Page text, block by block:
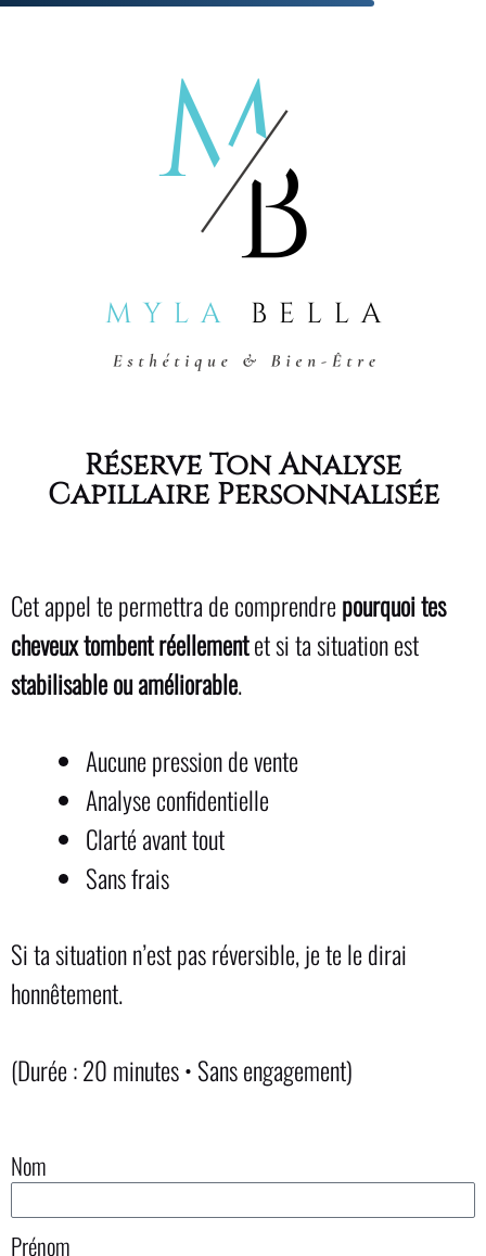
Réserve Ton Analyse
Capillaire Personnalisée
Cet appel te permettra de comprendre pourquoi tes
cheveux tombent réellementet si ta situation est
stabilisable ou améliorable.
Aucune pression de vente
Analyse confidentielle
Clarté avant tout
Sans frais
Si ta situation n’est pas réversible, je te le dirai
honnêtement.
(Durée : 20 minutes • Sans engagement)
Nom
Prénom